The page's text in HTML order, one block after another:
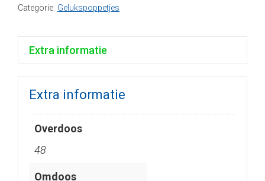
Categorie: Gelukspoppetjes
Extra informatie
Extra informatie
Overdoos
48
Omdoos